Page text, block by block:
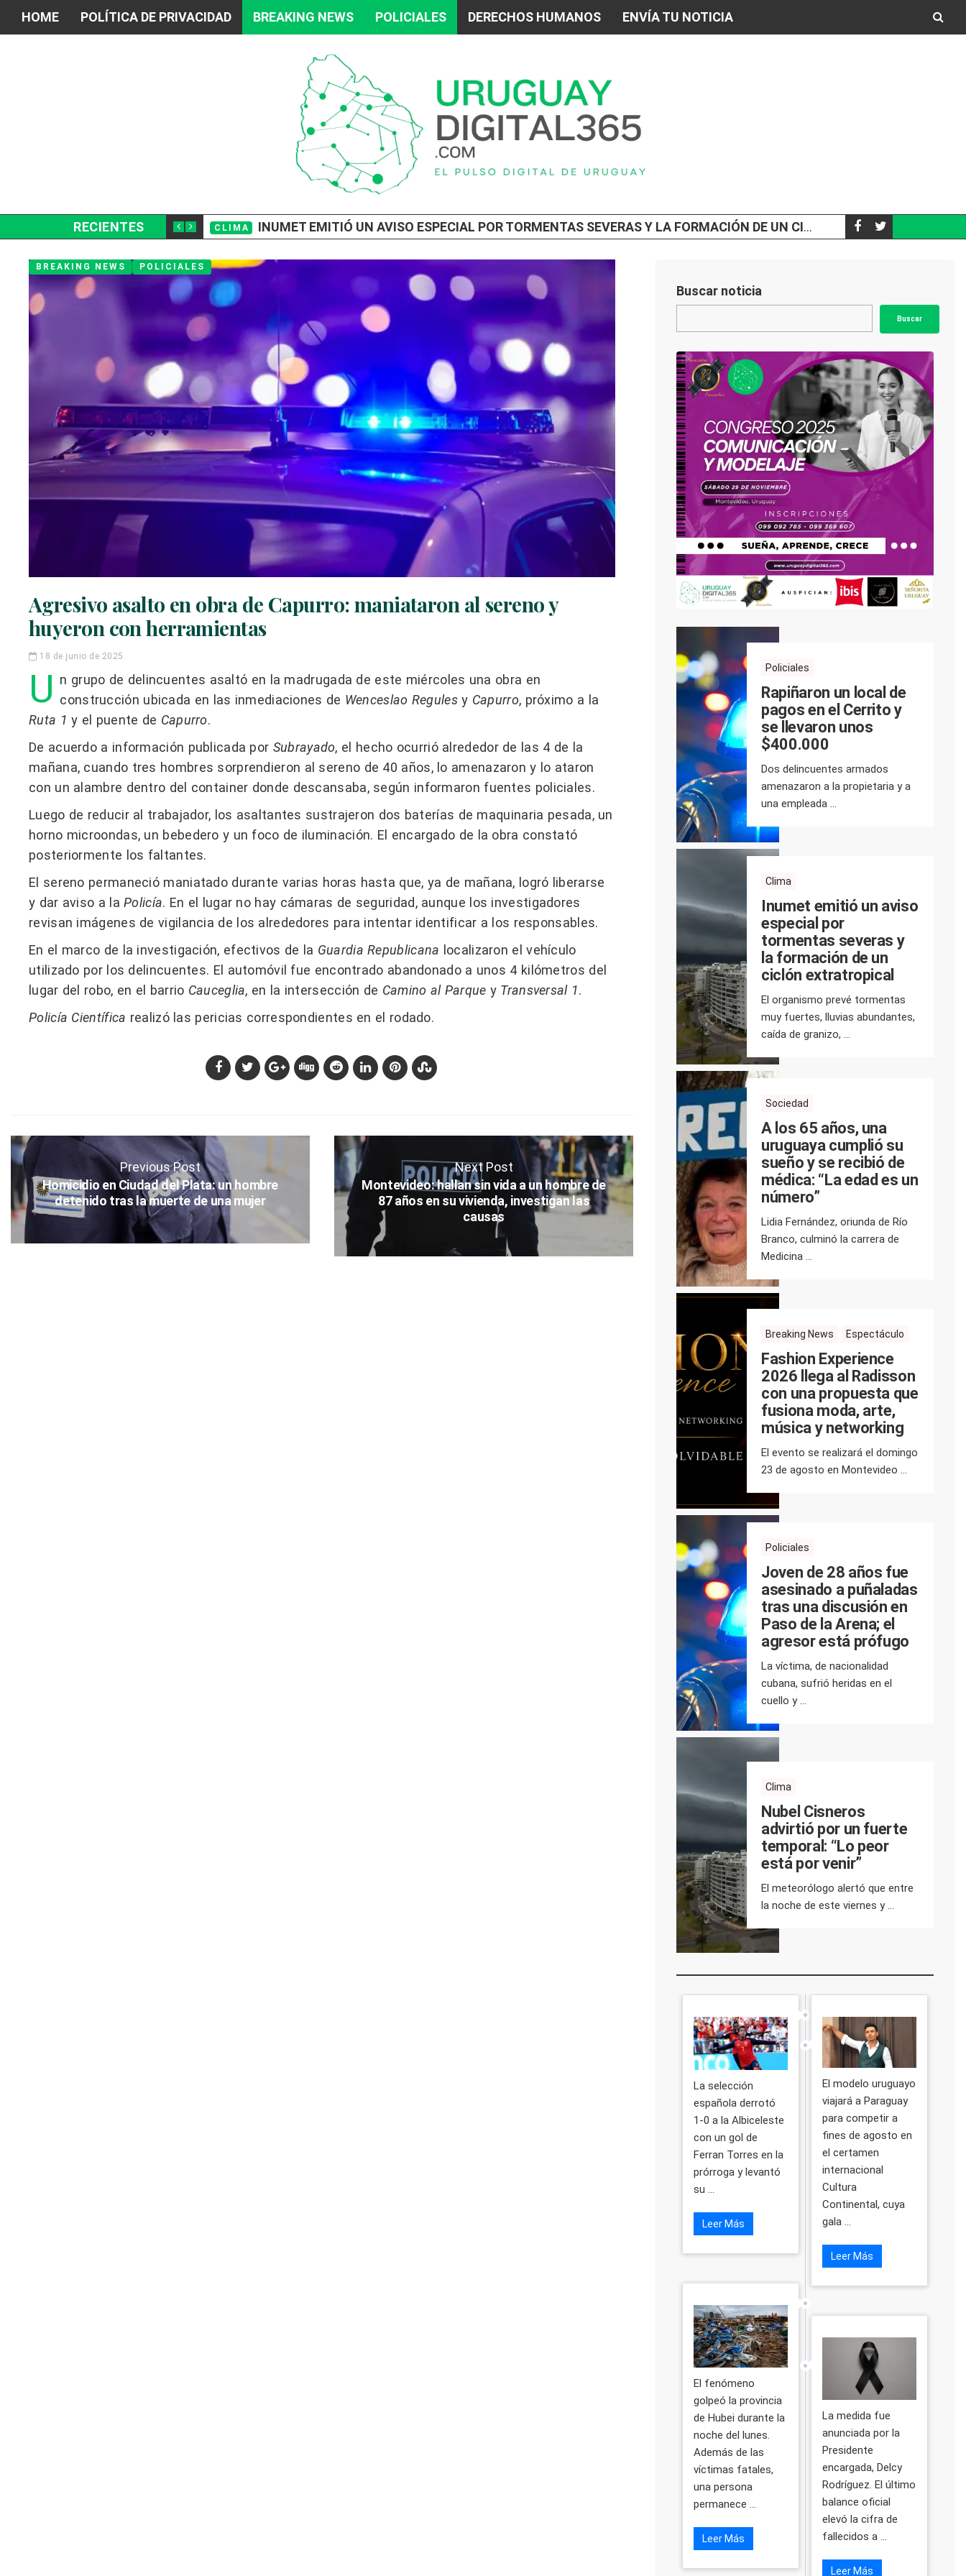
HOME POLÍTICA DE PRIVACIDAD BREAKING NEWS POLICIALES DERECHOS HUMANOS ENVÍA TU NOTICIA
RECIENTES
UNOS $400.000 CLIMA INUMET EMITIÓ UN AVISO ESPECIAL POR TORMENTAS SEVERAS Y LA FORMACIÓN DE UN CICLÓN EXTRATROPICAL SOCIEDAD A LOS 65 AÑOS,
BREAKING NEWS POLICIALES
Agresivo asalto en obra de Capurro: maniataron al sereno y
huyeron con herramientas
18 de junio de 2025
U n grupo de delincuentes asaltó en la madrugada de este miércoles una obra en
construcción ubicada en las inmediaciones de Wenceslao Regulesy Capurro, próximo a la
Ruta 1y el puente de Capurro.
De acuerdo a información publicada por Subrayado, el hecho ocurrió alrededor de las 4 de la
mañana, cuando tres hombres sorprendieron al sereno de 40 años, lo amenazaron y lo ataron
con un alambre dentro del container donde descansaba, según informaron fuentes policiales.
Luego de reducir al trabajador, los asaltantes sustrajeron dos baterías de maquinaria pesada, un
horno microondas, un bebedero y un foco de iluminación. El encargado de la obra constató
posteriormente los faltantes.
El sereno permaneció maniatado durante varias horas hasta que, ya de mañana, logró liberarse
y dar aviso a laPolicía. En el lugar no hay cámaras de seguridad, aunque los investigadores
revisan imágenes de vigilancia de los alrededores para intentar identificar a los responsables.
En el marco de la investigación, efectivos de la Guardia Republicana localizaron el vehículo
utilizado por los delincuentes. El automóvil fue encontrado abandonado a unos 4 kilómetros del
lugar del robo, en el barrio Cauceglia, en la intersección de Camino al Parque y Transversal 1.
Policía Científica realizó las pericias correspondientes en el rodado.
Previous Post
Homicidio en Ciudad del Plata: un hombre
detenido tras la muerte de una mujer
Next Post
Montevideo: hallan sin vida a un hombre de
87 años en su vivienda, investigan las
causas
Buscar noticia
Buscar
Policiales
Rapiñaron un local de
pagos en el Cerrito y
se llevaron unos
$400.000
Dos delincuentes armados
amenazaron a la propietaria y a
una empleada ...
Clima
Inumet emitió un aviso
especial por
tormentas severas y
la formación de un
ciclón extratropical
El organismo prevé tormentas
muy fuertes, lluvias abundantes,
caída de granizo, ...
Sociedad
A los 65 años, una
uruguaya cumplió su
sueño y se recibió de
médica: “La edad es un
número”
Lidia Fernández, oriunda de Río
Branco, culminó la carrera de
Medicina ...
Breaking News Espectáculo
Fashion Experience
2026 llega al Radisson
con una propuesta que
fusiona moda, arte,
música y networking
El evento se realizará el domingo
23 de agosto en Montevideo ...
Policiales
Joven de 28 años fue
asesinado a puñaladas
tras una discusión en
Paso de la Arena; el
agresor está prófugo
La víctima, de nacionalidad
cubana, sufrió heridas en el
cuello y ...
Clima
Nubel Cisneros
advirtió por un fuerte
temporal: “Lo peor
está por venir”
El meteorólogo alertó que entre
la noche de este viernes y ...
La selección
española derrotó
1-0 a la Albiceleste
con un gol de
Ferran Torres en la
prórroga y levantó
su ...
Leer Más
El modelo uruguayo
viajará a Paraguay
para competir a
fines de agosto en
el certamen
internacional
Cultura
Continental, cuya
gala ...
Leer Más
El fenómeno
golpeó la provincia
de Hubei durante la
noche del lunes.
Además de las
víctimas fatales,
una persona
permanece ...
Leer Más
La medida fue
anunciada por la
Presidente
encargada, Delcy
Rodríguez. El último
balance oficial
elevó la cifra de
fallecidos a ...
Leer Más